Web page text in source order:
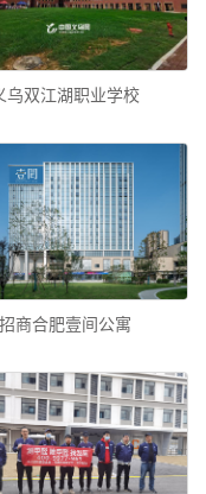
乌双江湖职业学校
招商合肥壹间公寓